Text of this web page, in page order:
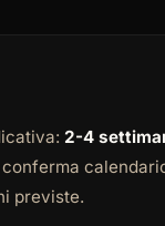
2-4
previste.